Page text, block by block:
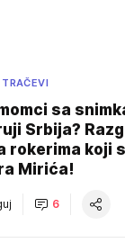
sa
Srbija?
rokerima koji
Mirića!
6